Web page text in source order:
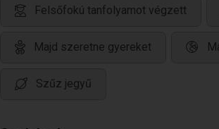
Felsőfokú tanfolyamot végzett
Majd szeretne gyereket
Szűz jegyű